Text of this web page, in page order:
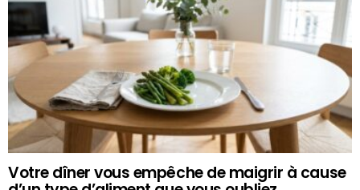
Votre dîner vous empêche de maigrir à cause